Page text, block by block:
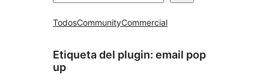
TodosCommunityCommercial
Etiqueta del plugin: email pop
up